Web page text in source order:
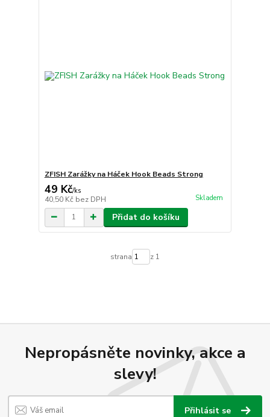
ZFISH Zarážky na Háček Hook Beads Strong
49 Kč/ks
40,50 Kč bez DPH Skladem
Přidat do košíku
strana z 1
Nepropásněte novinky, akce a
slevy!
Přihlásit se